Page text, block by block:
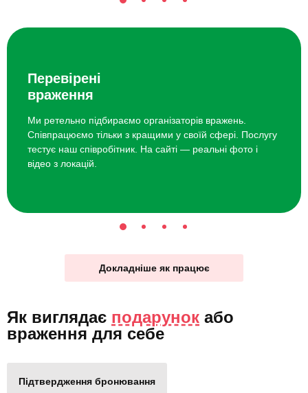
Перевірені
враження
Ми ретельно підбираємо організаторів вражень.
Співпрацюємо тільки з кращими у своїй сфері. Послугу
тестує наш співробітник. На сайті — реальні фото і
відео з локацій.
Докладніше як працює
Як виглядає подарунок або
враження для себе
Підтвердження бронювання